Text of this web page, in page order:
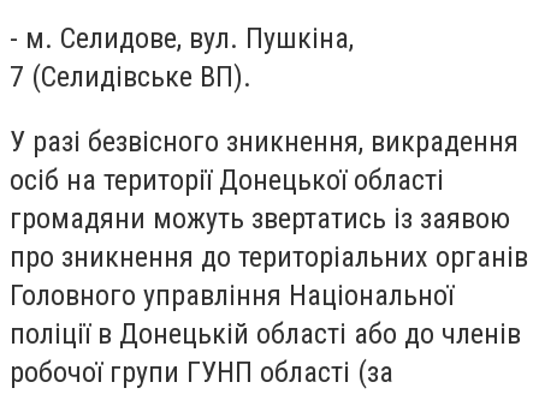
- м. Селидове, вул. Пушкіна,
7 (Селидівське ВП).
У разі безвісного зникнення, викрадення
осіб на території Донецької області
громадяни можуть звертатись із заявою
про зникнення до територіальних органів
Головного управління Національної
поліції в Донецькій області або до членів
робочої групи ГУНП області (за